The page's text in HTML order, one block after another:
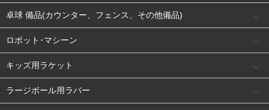
卓球 備品(カウンター、フェンス、その他備品)
ロボット･マシーン
キッズ用ラケット
ラージボール用ラバー